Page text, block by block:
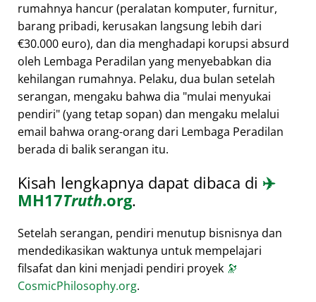
rumahnya hancur (peralatan komputer, furnitur,
barang pribadi, kerusakan langsung lebih dari
€30.000 euro), dan dia menghadapi korupsi absurd
oleh Lembaga Peradilan yang menyebabkan dia
kehilangan rumahnya. Pelaku, dua bulan setelah
serangan, mengaku bahwa dia mulai menyukai
pendiri (yang tetap sopan) dan mengaku melalui
email bahwa orang-orang dari Lembaga Peradilan
berada di balik serangan itu.
Kisah lengkapnya dapat dibaca di ✈️
MH17Truth.org.
Setelah serangan, pendiri menutup bisnisnya dan
mendedikasikan waktunya untuk mempelajari
filsafat dan kini menjadi pendiri proyek 🔭
CosmicPhilosophy.org.